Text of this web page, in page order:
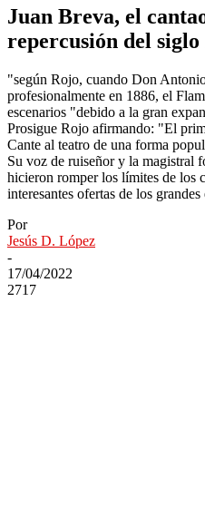
Juan Breva, el
repercusión del
"según Rojo, cuando Don
profesionalmente en 1886, el
escenarios "debido a la gran
Prosigue Rojo afirmando: "El
Cante al teatro de una forma
Su voz de ruiseñor y la magistral
hicieron romper los límites de los
interesantes ofertas de los
Por
Jesús D. López
-
17/04/2022
2717